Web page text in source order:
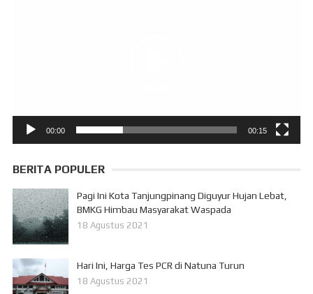
00:00 00:15
BERITA POPULER
Pagi Ini Kota Tanjungpinang Diguyur Hujan Lebat,
BMKG Himbau Masyarakat Waspada
18 Agustus 2021
Hari Ini, Harga Tes PCR di Natuna Turun
18 Agustus 2021